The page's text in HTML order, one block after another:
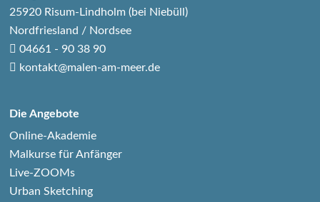
25920 Risum-Lindholm (bei Niebüll)
Nordfriesland / Nordsee
04661 - 90 38 90
kontakt@malen-am-meer.de
Die Angebote
Online-Akademie
Malkurse für Anfänger
Live-ZOOMs
Urban Sketching